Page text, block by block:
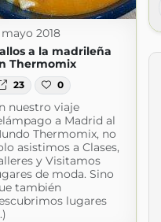
2018
a la madrileña
Thermomix
23 0
nuestro viaje
a Madrid al
Thermomix, no
asistimos a Clases,
y Visitamos
de moda. Sino
también
lugares